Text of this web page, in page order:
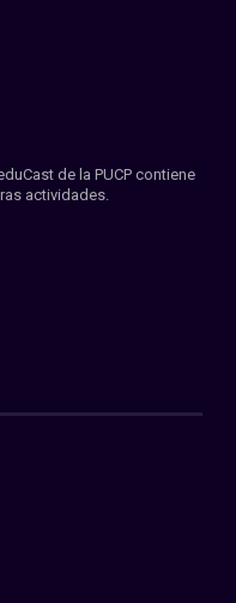
de la PUCP contiene
actividades.